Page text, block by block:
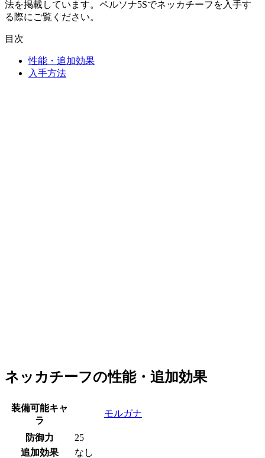
法を掲載しています。ペルソナ5Sでネッカチーフを入手す
る際にご覧ください。
目次
性能・追加効果
入手方法
ネッカチーフの性能・追加効果
装備可能キャ
ラ
モルガナ
防御力
25
追加効果
なし